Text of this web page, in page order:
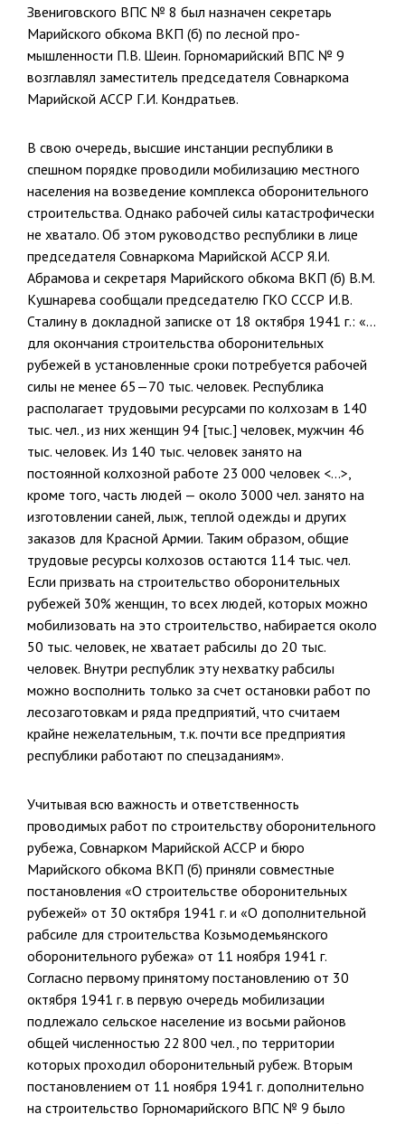
Звениговского ВПС № 8 был назначен секретарь
Марийского обкома ВКП (б) по лесной про­
мышленности П.В. Шеин. Горномарийский ВПС № 9
возглавлял замес­титель председателя Совнаркома
Марийской АССР Г.И. Кондратьев.
В свою очередь, высшие инстанции республики в
спешном поряд­ке проводили мобилизацию местного
населения на возведение комп­лекса оборонительного
строительства. Однако рабочей силы катастро­фически
не хватало. Об этом руководство республики в лице
пред­седателя Совнаркома Марийской АССР Я.И.
Абрамова и секретаря Марийского обкома ВКП (б) В.М.
Кушнарева сообщали председателю ГКО СССР И.В.
Сталину в докладной записке от 18 октября 1941 г.: «…
для окончания строительства оборонительных
рубежей в установлен­ные сроки потребуется рабочей
силы не менее 65—70 тыс. человек. Рес­публика
располагает трудовыми ресурсами по колхозам в 140
тыс. чел., из них женщин 94 [тыс.] человек, мужчин 46
тыс. человек. Из 140 тыс. человек занято на
постоянной колхозной работе 23 000 человек <…>,
кроме того, часть людей — около 3000 чел. занято на
изготовлении саней, лыж, теплой одежды и других
заказов для Красной Армии. Таким образом, общие
трудовые ресурсы колхозов остаются 114 тыс. чел.
Если призвать на строительство оборонительных
рубежей 30% женщин, то всех людей, которых можно
мобилизовать на это строи­тельство, набирается около
50 тыс. человек, не хватает рабсилы до 20 тыс.
человек. Внутри республик эту нехватку рабсилы
можно вос­полнить только за счет остановки работ по
лесозаготовкам и ряда предприятий, что считаем
крайне нежелательным, т.к. почти все пред­приятия
республики работают по спецзаданиям».
Учитывая всю важность и ответственность
проводимых работ по стро­ительству оборонительного
рубежа, Совнарком Марийской АССР и бюро
Марийского обкома ВКП (б) приняли совместные
постановления «О стро­ительстве оборонительных
рубежей» от 30 октября 1941 г. и «О допол­нительной
рабсиле для строительства Козьмодемьянского
оборонитель­ного рубежа» от 11 ноября 1941 г.
Согласно первому принятому постановлению от 30
октября 1941 г. в первую очередь моби­лизации
подлежало сельское население из восьми районов
общей чис­ленностью 22 800 чел., по территории
которых проходил оборонитель­ный рубеж. Вторым
постановлением от 11 ноября 1941 г. дополнительно
на строительство Горномарийского ВПС № 9 было